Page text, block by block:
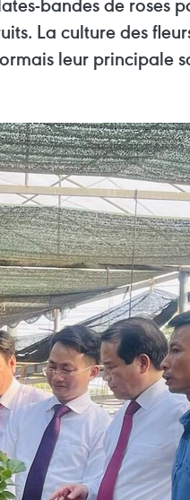
bandes de roses
La culture des
leur principale